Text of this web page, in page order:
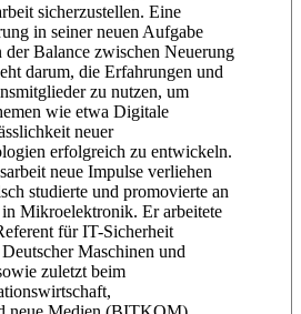
sicherzustellen. Eine
in seiner neuen Aufgabe
Balance zwischen Neuerung
darum, die Erfahrungen und
zu nutzen, um
wie etwa Digitale
neuer
erfolgreich zu entwickeln.
neue Impulse verliehen
studierte und promovierte an
Mikroelektronik. Er arbeitete
für IT-Sicherheit
Maschinen und
zuletzt beim